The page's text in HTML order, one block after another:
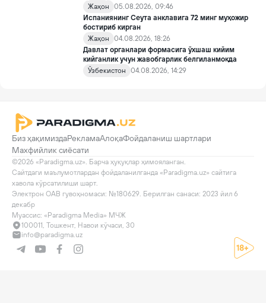
Жаҳон
05.08.2026, 09:46
Испаниянинг Сеута анклавига 72 минг муҳожир
бостириб кирган
Жаҳон
04.08.2026, 18:26
Давлат органлари формасига ўхшаш кийим
кийганлик учун жавобгарлик белгиланмоқда
Ўзбекистон
04.08.2026, 14:29
Биз ҳақимиздаРекламаАлоқаФойдаланиш шартлари
Махфийлик сиёсати
©2026 «Paradigma.uz». Барча ҳуқуқлар ҳимояланган.
Сайтдаги маълумотлардан фойдаланилганда «Paradigma.uz» сайтига
хавола кўрсатилиши шарт.
Электрон ОАВ гувоҳномаси: №180629. Берилган санаси: 2023 йил 6
декабр
Муассис: «Paradigma Media» МЧЖ
100011, Тошкент, Навои кўчаси, 30
info@paradigma.uz